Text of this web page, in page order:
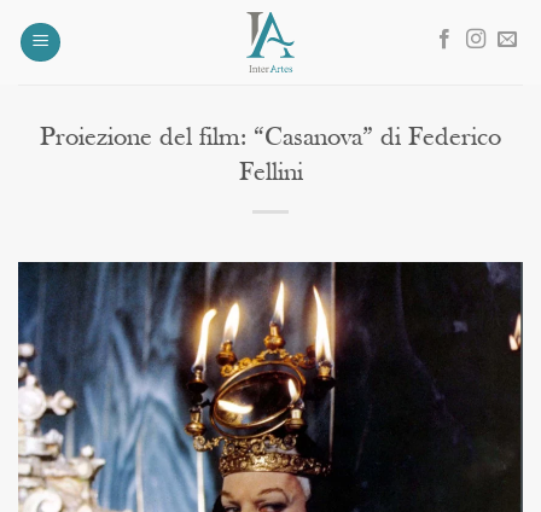
Proiezione del film: “Casanova” di Federico
Fellini